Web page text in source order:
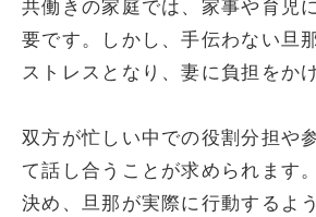
共働きの家庭では、家事や育児
要です。しかし、手伝わない旦
ストレスとなり、妻に負担をか
双方が忙しい中での役割分担や
て話し合うことが求められます
決め、旦那が実際に行動するよ